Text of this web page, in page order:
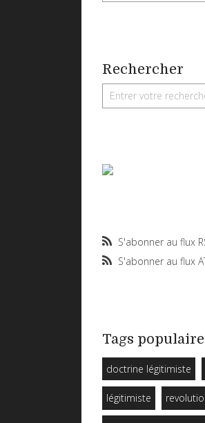
Rechercher
S'abonner au flux
S'abonner au flux
Tags
doctrine légitimiste
légitimiste